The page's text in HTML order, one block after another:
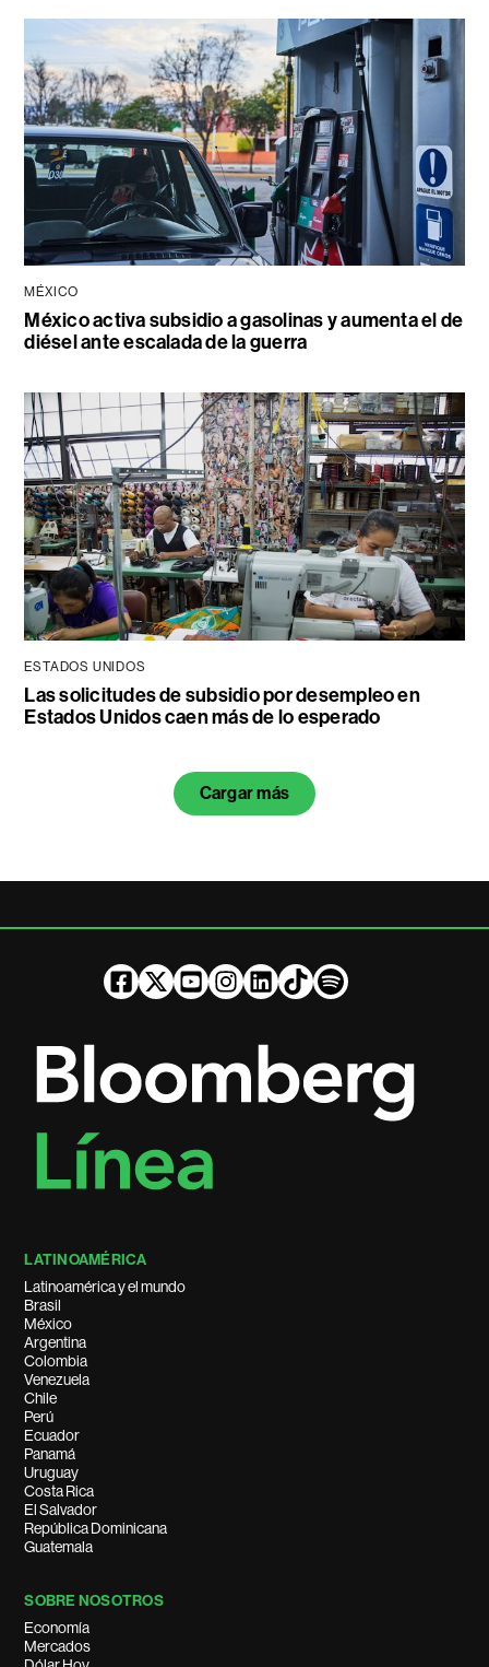
MÉXICO
México activa subsidio a gasolinas y aumenta el de
diésel ante escalada de la guerra
ESTADOS UNIDOS
Las solicitudes de subsidio por desempleo en
Estados Unidos caen más de lo esperado
Cargar más
LATINOAMÉRICA
Latinoamérica y el mundo
Brasil
México
Argentina
Colombia
Venezuela
Chile
Perú
Ecuador
Panamá
Uruguay
Costa Rica
El Salvador
República Dominicana
Guatemala
SOBRE NOSOTROS
Economía
Mercados